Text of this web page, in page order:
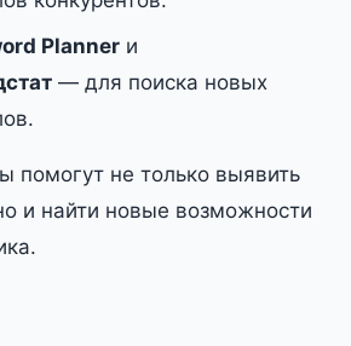
Planner и
— для поиска новых
помогут не только выявить
и найти новые возможности